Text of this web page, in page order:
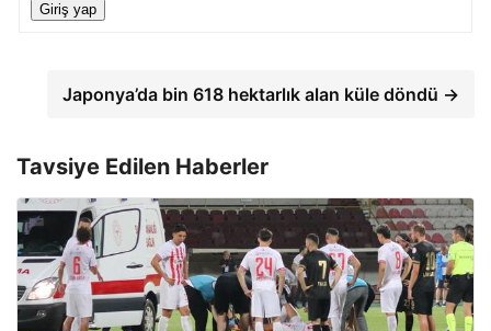
Giriş yap
Japonya’da bin 618 hektarlık alan küle döndü →
Tavsiye Edilen Haberler